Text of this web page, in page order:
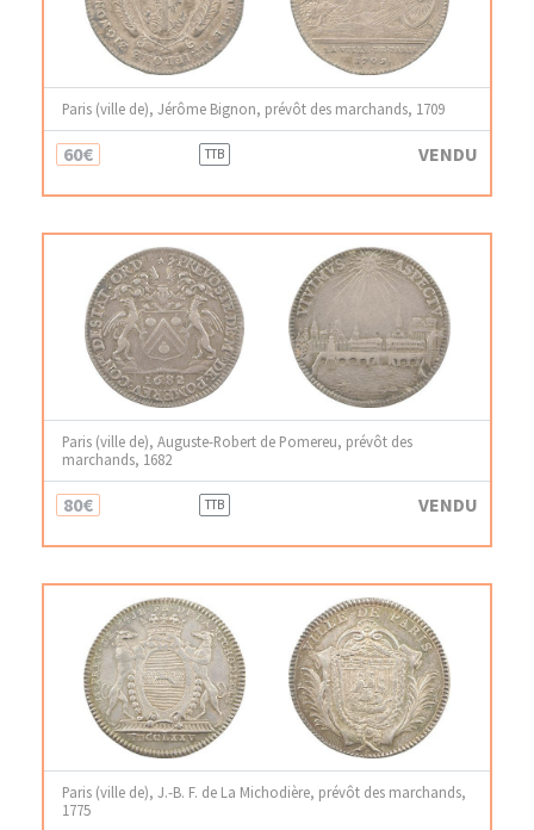
Paris (ville de), Jérôme Bignon, prévôt des marchands, 1709
60€ TTB VENDU
Paris (ville de), Auguste-Robert de Pomereu, prévôt des
marchands, 1682
80€ TTB VENDU
Paris (ville de), J.-B. F. de La Michodière, prévôt des marchands,
1775